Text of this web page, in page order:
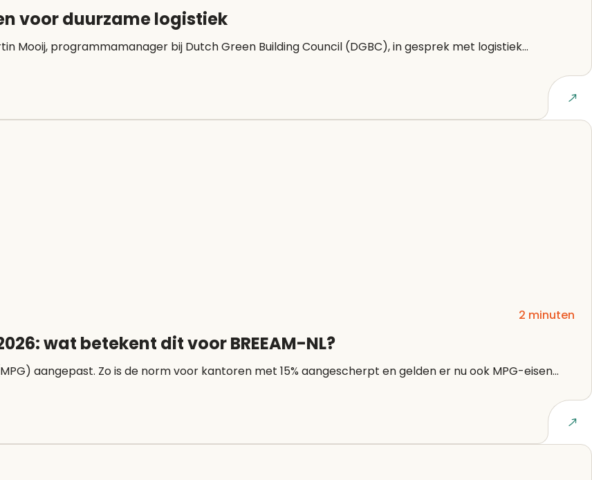
voor duurzame logistiek
Mooij, programmamanager bij Dutch Green Building Council (DGBC), in gesprek met logistiek...
Lees artikel
2 minuten
wat betekent dit voor BREEAM-NL?
aangepast. Zo is de norm voor kantoren met 15% aangescherpt en gelden er nu ook MPG-eisen...
Lees artikel